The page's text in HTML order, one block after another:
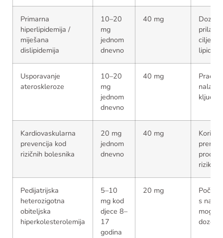
Primarna
hiperlipidemija /
miješana
dislipidemija
10–20
mg
jednom
dnevno
40 mg
Doza
lipida
Usporavanje
ateroskleroze
10–20
mg
jednom
dnevno
40 mg
nalaza
ključno
Kardiovaskularna
prevencija kod
rizičnih bolesnika
20 mg
jednom
dnevno
40 mg
Koristi
prema
procjeni
rizika
Pedijatrijska
heterozigotna
obiteljska
hiperkolesterolemija
5–10
mg kod
djece 8–
17
godina
20 mg
s
dozom